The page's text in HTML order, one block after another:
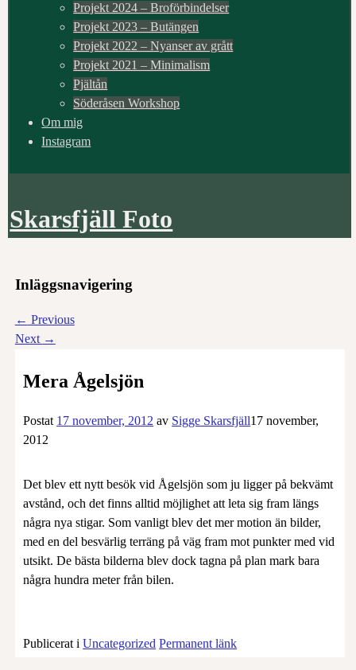
Projekt 2024 – Broförbindelser
Projekt 2023 – Butängen
Projekt 2022 – Nyanser av grått
Projekt 2021 – Minimalism
Pjältån
Söderåsen Workshop
Om mig
Instagram
Skarsfjäll Foto
Inläggsnavigering
← Previous
Next →
Mera Ågelsjön
Postat 17 november, 2012 av Sigge Skarsfjäll17 november,
2012
Det blev ett nytt besök vid Ågelsjön som ju ligger på bekvämt
avstånd, och det finns alltid möjlighet att leta sig fram längs
några nya stigar. Som vanligt blev det mer motion än bilder,
med en del besvärlig terräng på väg fram mot punkter med vid
utsikt. De bästa bilderna blev dock tagna på plan mark bara
några hundra meter från bilen.
Publicerat i Uncategorized Permanent länk